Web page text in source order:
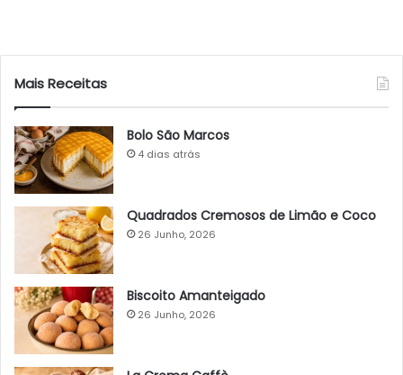
Mais Receitas
Bolo São Marcos
4 dias atrás
Quadrados Cremosos de Limão e Coco
26 Junho, 2026
Biscoito Amanteigado
26 Junho, 2026